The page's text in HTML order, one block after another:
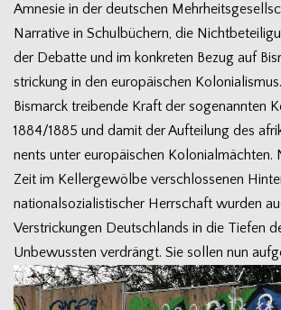
Amne­sie in der deut­schen
Nar­ra­tive in Schul­bü­chern, die
der Debatte und im kon­kre­ten Bezug auf
stri­ckung in den euro­päi­schen
Bis­marck trei­bende Kraft der soge­nann­ten
1884/1885 und damit der Auf­tei­lung des
nents unter euro­päi­schen Kolo­ni­al­mäch­ten.
Zeit im Kel­ler­ge­wölbe ver­schlos­se­nen
natio­nal­so­zia­lis­ti­scher Herr­schaft wur­den
Ver­stri­ckun­gen Deutsch­lands in die Tie­fen
Unbe­wuss­ten ver­drängt. Sie sol­len nun